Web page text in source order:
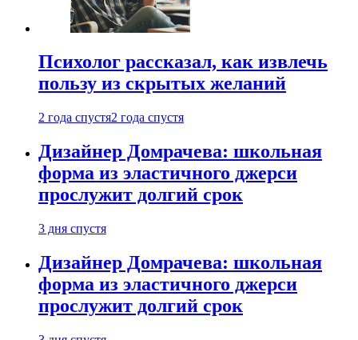
Психолог рассказал, как извлечь
пользу из скрытых желаний
2 года спустя2 года спустя
Дизайнер Домрачева: школьная
форма из эластичного джерси
прослужит долгий срок
3 дня спустя
Дизайнер Домрачева: школьная
форма из эластичного джерси
прослужит долгий срок